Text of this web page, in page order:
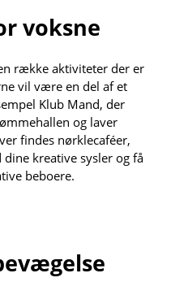
voksne
række aktiviteter der er
vil være en del af et
Klub Mand, der
og laver
findes nørklecaféer,
kreative sysler og få
beboere.